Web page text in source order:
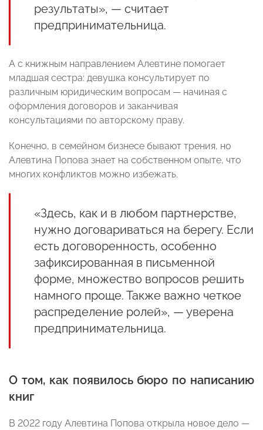
результаты», — считает
предпринимательница.
А с книжным направлением Алевтине помогает
младшая сестра: девушка консультирует по
различным юридическим вопросам — начиная с
оформления договоров и заканчивая
консультациями по авторскому праву.
Конечно, в семейном бизнесе бывают трения, но
Алевтина Попова знает на собственном опыте, что
многих конфликтов можно избежать.
«Здесь, как и в любом партнерстве,
нужно договариваться на берегу. Если
есть договоренность, особенно
зафиксированная в письменной
форме, множество вопросов решить
намного проще. Также важно четкое
распределение ролей», — уверена
предпринимательница.
О том, как появилось бюро по написанию
книг
В 2022 году Алевтина Попова открыла новое дело —